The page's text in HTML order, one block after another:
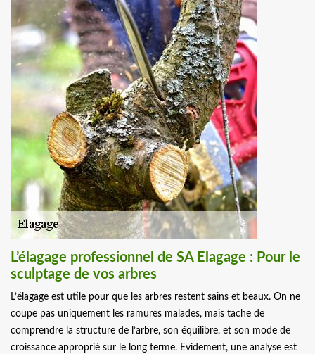
L’élagage professionnel de SA Elagage : Pour le
sculptage de vos arbres
L’élagage est utile pour que les arbres restent sains et beaux. On ne
coupe pas uniquement les ramures malades, mais tache de
comprendre la structure de l’arbre, son équilibre, et son mode de
croissance approprié sur le long terme. Evidement, une analyse est